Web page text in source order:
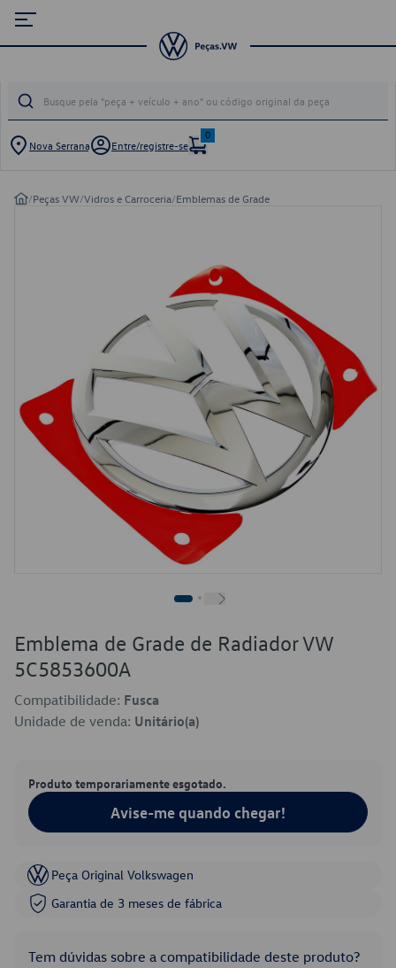
Nova Serrana Entre/registre-se
0
/Peças VW/Vidros e Carroceria/Emblemas de Grade
Emblema de Grade de Radiador VW
5C5853600A
Compatibilidade: Fusca
Unidade de venda: Unitário(a)
Produto temporariamente esgotado.
Avise-me quando chegar!
Peça Original Volkswagen
Garantia de 3 meses de fábrica
Tem dúvidas sobre a compatibilidade deste produto?